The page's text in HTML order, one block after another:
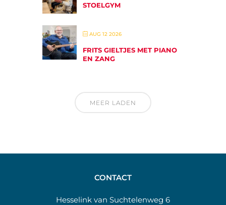
STOELGYM
AUG 12 2026
FRITS GIELTJES MET PIANO
EN ZANG
MEER LADEN
CONTACT
Hesselink van Suchtelenweg 6